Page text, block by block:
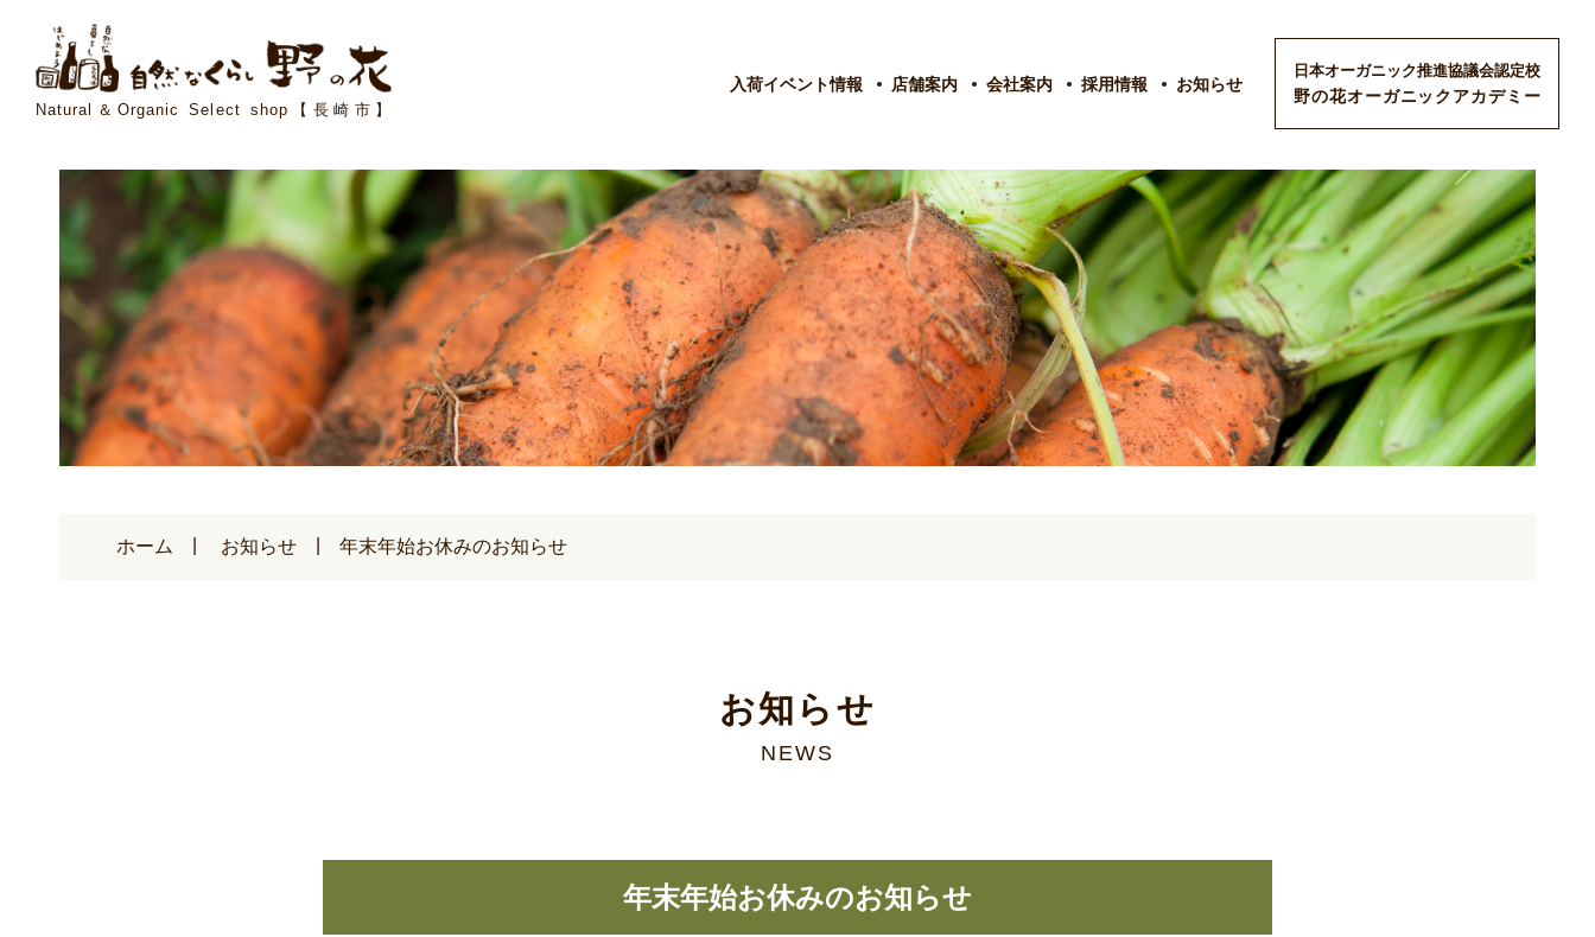
Natural＆Organic Select shop【長崎市】
入荷イベント情報 店舗案内 会社案内 採用情報 お知らせ
日本オーガニック推進協議会認定校
野の花オーガニックアカデミー
ホーム お知らせ 年末年始お休みのお知らせ
お知らせ
NEWS
年末年始お休みのお知らせ